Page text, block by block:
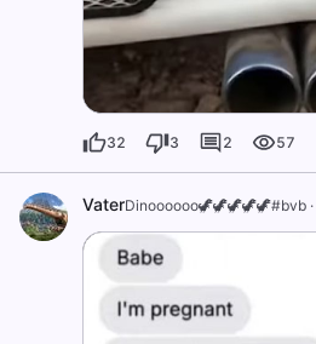
32 3 2 57
VaterDinoooooo🦖🦖🦖🦖🦖#bvb ·